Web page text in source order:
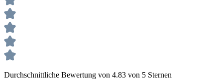
Durchschnittliche Bewertung von 4.83 von 5 Sternen